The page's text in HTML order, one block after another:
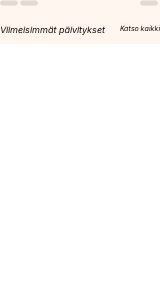
Viimeisimmät päivitykset Katso kaikki